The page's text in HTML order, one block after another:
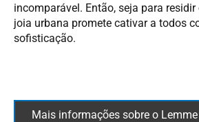
incomparável. Então, seja para residir
joia urbana promete cativar a todos
sofisticação.
Mais informações sobre o